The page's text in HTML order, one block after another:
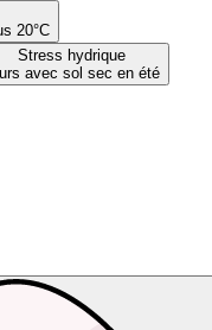
20°C
Stress hydrique
avec sol sec en été